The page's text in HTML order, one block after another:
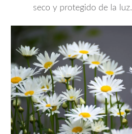
seco y protegido de la luz.